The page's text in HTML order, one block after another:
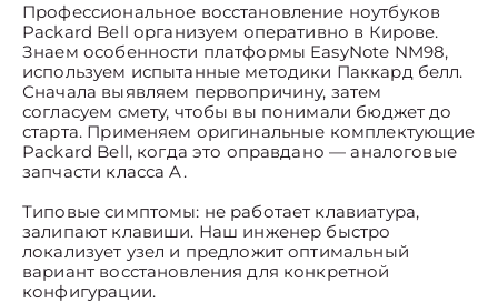
Профессиональное восстановление ноутбуков
Packard Bell организуем оперативно в Кирове.
Знаем особенности платформы EasyNote NM98,
используем испытанные методики Паккард белл.
Сначала выявляем первопричину, затем
согласуем смету, чтобы вы понимали бюджет до
старта. Применяем оригинальные комплектующие
Packard Bell, когда это оправдано — аналоговые
запчасти класса A.
Типовые симптомы: не работает клавиатура,
залипают клавиши. Наш инженер быстро
локализует узел и предложит оптимальный
вариант восстановления для конкретной
конфигурации.